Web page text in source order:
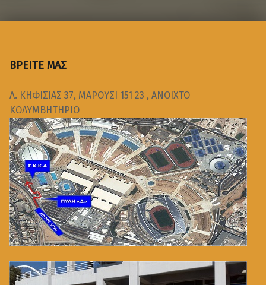
ΒΡΕΙΤΕ ΜΑΣ
Λ. ΚΗΦΙΣΙΑΣ 37, ΜΑΡΟΥΣΙ 151 23 , ΑΝΟΙΧΤΟ
ΚΟΛΥΜΒΗΤΗΡΙΟ